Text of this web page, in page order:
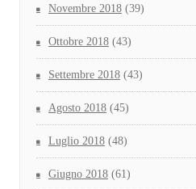
Novembre 2018 (39)
Ottobre 2018 (43)
Settembre 2018 (43)
Agosto 2018 (45)
Luglio 2018 (48)
Giugno 2018 (61)